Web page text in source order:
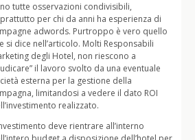
tutte osservazioni condivisibili,
per chi da anni ha esperienza di
adwords. Purtroppo è vero quello
si dice nell’articolo. Molti Responsabili
degli Hotel, non riescono a
il lavoro svolto da una eventuale
esterna per la gestione della
limitandosi a vedere il dato ROI
realizzato.
deve rientrare all’interno